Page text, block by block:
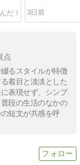
3日前
点
るスタイルが特徴
着目と淡淡とした
表現せず、シンプ
段の生活のなかの
短文が共感を呼